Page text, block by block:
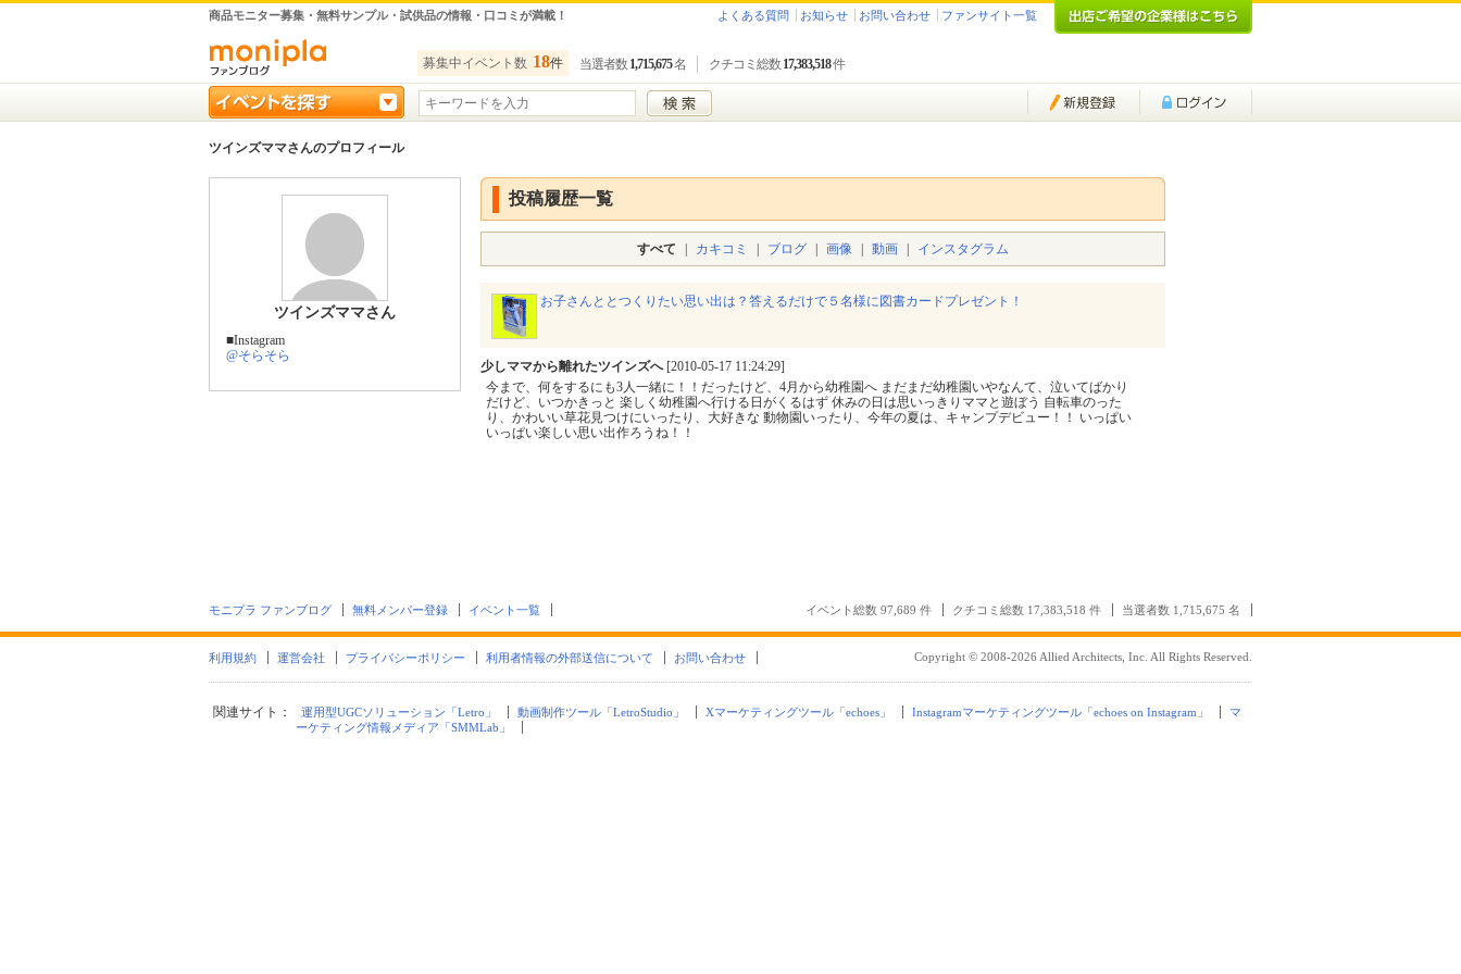
商品モニター募集・無料サンプル・試供品の情報・口コミが満載！ よくある質問 お知らせ お問い合わせ ファンサイト一覧
募集中イベント数 18件 当選者数 1,715,675名 クチコミ総数 17,383,518件
ツインズママさんのプロフィール
ツインズママさん
■Instagram
@そらそら
投稿履歴一覧
すべて カキコミ ブログ 画像 動画 インスタグラム
お子さんととつくりたい思い出は？答えるだけで５名様に図書カードプレゼント！
少しママから離れたツインズへ [2010-05-17 11:24:29]
今まで、何をするにも3人一緒に！！だったけど、4月から幼稚園へ まだまだ幼稚園いやなんて、泣いてばかり
だけど、いつかきっと 楽しく幼稚園へ行ける日がくるはず 休みの日は思いっきりママと遊ぼう 自転車のった
り、かわいい草花見つけにいったり、大好きな 動物園いったり、今年の夏は、キャンプデビュー！！ いっぱい
いっぱい楽しい思い出作ろうね！！
モニプラ ファンブログ 無料メンバー登録 イベント一覧 イベント総数 97,689 件 クチコミ総数 17,383,518 件 当選者数 1,715,675 名
利用規約 運営会社 プライバシーポリシー 利用者情報の外部送信について お問い合わせ Copyright © 2008-2026 Allied Architects, Inc. All Rights Reserved.
関連サイト： 運用型UGCソリューション「Letro」 動画制作ツール「LetroStudio」 Xマーケティングツール「echoes」 Instagramマーケティングツール「echoes on Instagram」
マ
ーケティング情報メディア「SMMLab」